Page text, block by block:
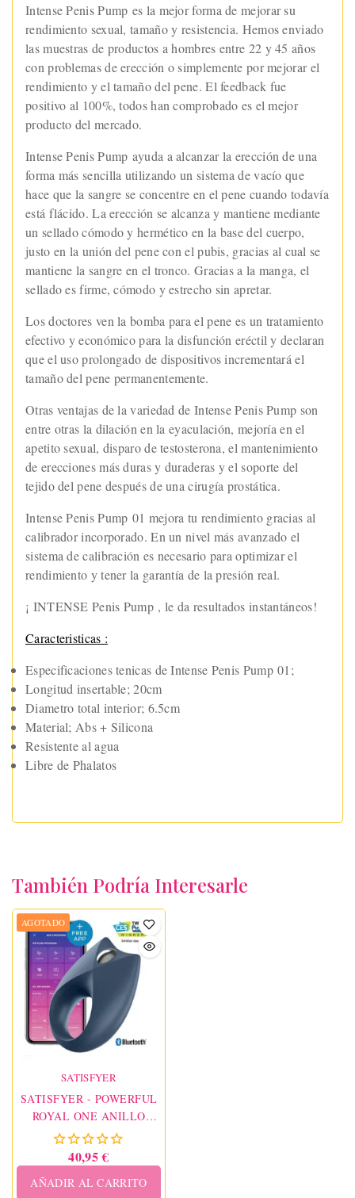
Intense Penis Pump es la mejor forma de mejorar su
rendimiento sexual, tamaño y resistencia. Hemos enviado
las muestras de productos a hombres entre 22 y 45 años
con problemas de erección o simplemente por mejorar el
rendimiento y el tamaño del pene. El feedback fue
positivo al 100%, todos han comprobado es el mejor
producto del mercado.
Intense Penis Pump ayuda a alcanzar la erección de una
forma más sencilla utilizando un sistema de vacío que
hace que la sangre se concentre en el pene cuando todavía
está flácido. La erección se alcanza y mantiene mediante
un sellado cómodo y hermético en la base del cuerpo,
justo en la unión del pene con el pubis, gracias al cual se
mantiene la sangre en el tronco. Gracias a la manga, el
sellado es firme, cómodo y estrecho sin apretar.
Los doctores ven la bomba para el pene es un tratamiento
efectivo y económico para la disfunción eréctil y declaran
que el uso prolongado de dispositivos incrementará el
tamaño del pene permanentemente.
Otras ventajas de la variedad de Intense Penis Pump son
entre otras la dilación en la eyaculación, mejoría en el
apetito sexual, disparo de testosterona, el mantenimiento
de erecciones más duras y duraderas y el soporte del
tejido del pene después de una cirugía prostática.
Intense Penis Pump 01 mejora tu rendimiento gracias al
calibrador incorporado. En un nivel más avanzado el
sistema de calibración es necesario para optimizar el
rendimiento y tener la garantía de la presión real.
¡ INTENSE Penis Pump , le da resultados instantáneos!
Caracteristicas :
Especificaciones tenicas de Intense Penis Pump 01;
Longitud insertable; 20cm
Diametro total interior; 6.5cm
Material; Abs + Silicona
Resistente al agua
Libre de Phalatos
También Podría Interesarle
AGOTADO
SATISFYER
SATISFYER - POWERFUL
ROYAL ONE ANILLO
VIBRADOR APP
40,95 €
AÑADIR AL CARRITO